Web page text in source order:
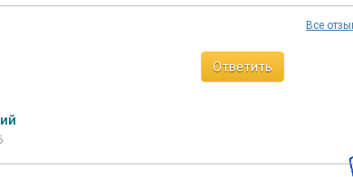
Все
Ответить